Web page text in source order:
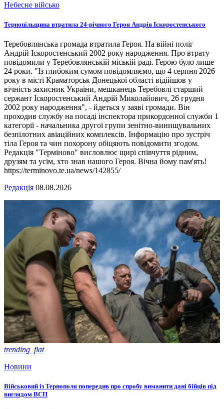
Небесне військо
Тернопільщина втратила 24-річного Героя Андрія Іскоростенського
Теребовлянська громада втратила Героя. На війні поліг
Андрій Іскоростенський 2002 року народження. Про втрату
повідомили у Теребовлянській міській раді. Герою було лише
24 роки. "Із глибоким сумом повідомляємо, що 4 серпня 2026
року в місті Краматорськ Донецької області відійшов у
вічність захисник України, мешканець Теребовлі старший
сержант Іскоростенський Андрій Миколайович, 26 грудня
2002 року народження", - йдеться у заяві громади. Він
проходив службу на посаді інспектора прикордонної служби 1
категорії - начальника другої групи зенітно-винищувальних
безпілотних авіаційних комплексів. Інформацію про зустріч
тіла Героя та чин похорону обіцяють повідомити згодом.
Редакція "Терміново" висловлює щирі співчуття рідним,
друзям та усім, хто знав нашого Героя. Вічна йому пам'ять!
https://terminovo.te.ua/news/142855/
Редакція 08.08.2026
trending_flat
Новини
Військовий із Тернополя попередив про спробу виманити дані бійців під
виглядом ВСП